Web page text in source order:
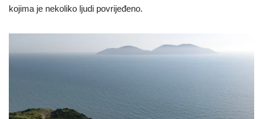
kojima je nekoliko ljudi povrijeđeno.